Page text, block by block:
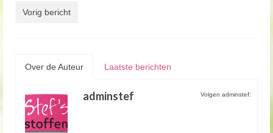
Vorig bericht
Over de Auteur Laatste berichten
Volgen adminstef:
adminstef